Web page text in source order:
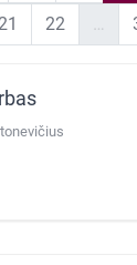
21 21 puslapis
22 22